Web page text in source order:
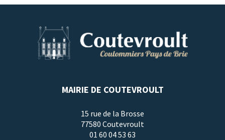
MAIRIE DE COUTEVROULT
15 rue de la Brosse
77580 Coutevroult
01 60 04 53 63